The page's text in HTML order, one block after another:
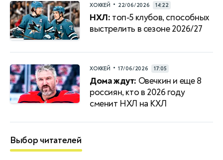
ХОККЕЙ • 22/06/2026 14:22
НХЛ: топ-5 клубов, способных
выстрелить в сезоне 2026/27
ХОККЕЙ • 17/06/2026 17:05
Дома ждут: Овечкин и еще 8
россиян, кто в 2026 году
сменит НХЛ на КХЛ
Выбор читателей